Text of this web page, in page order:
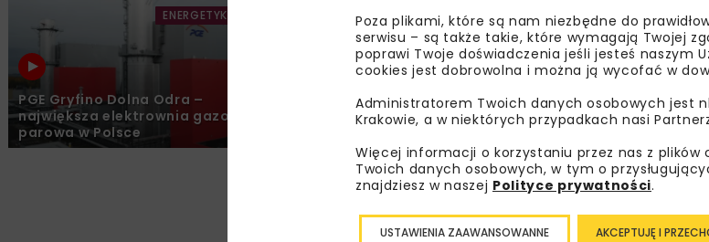
ENERGETYKA
PGE Gryfino Dolna Odra –
największa elektrownia gazowo-
parowa w Polsce
Poza plikami, które są nam niezbędne do
serwisu – są także takie, które wymagają Twojej
poprawi Twoje doświadczenia jeśli jesteś naszym
cookies jest dobrowolna i można ją wycofać w
Administratorem Twoich danych osobowych jest
Krakowie, a w niektórych przypadkach nasi
Więcej informacji o korzystaniu przez nas z plików
Twoich danych osobowych, w tym o
znajdziesz w naszej Polityce prywatności.
AKCEPTUJĘ I
USTAWIENIA ZAAWANSOWANNE